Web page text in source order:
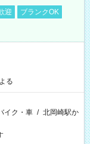
迎
ブランクOK
る
イク・車 / 北岡崎駅か